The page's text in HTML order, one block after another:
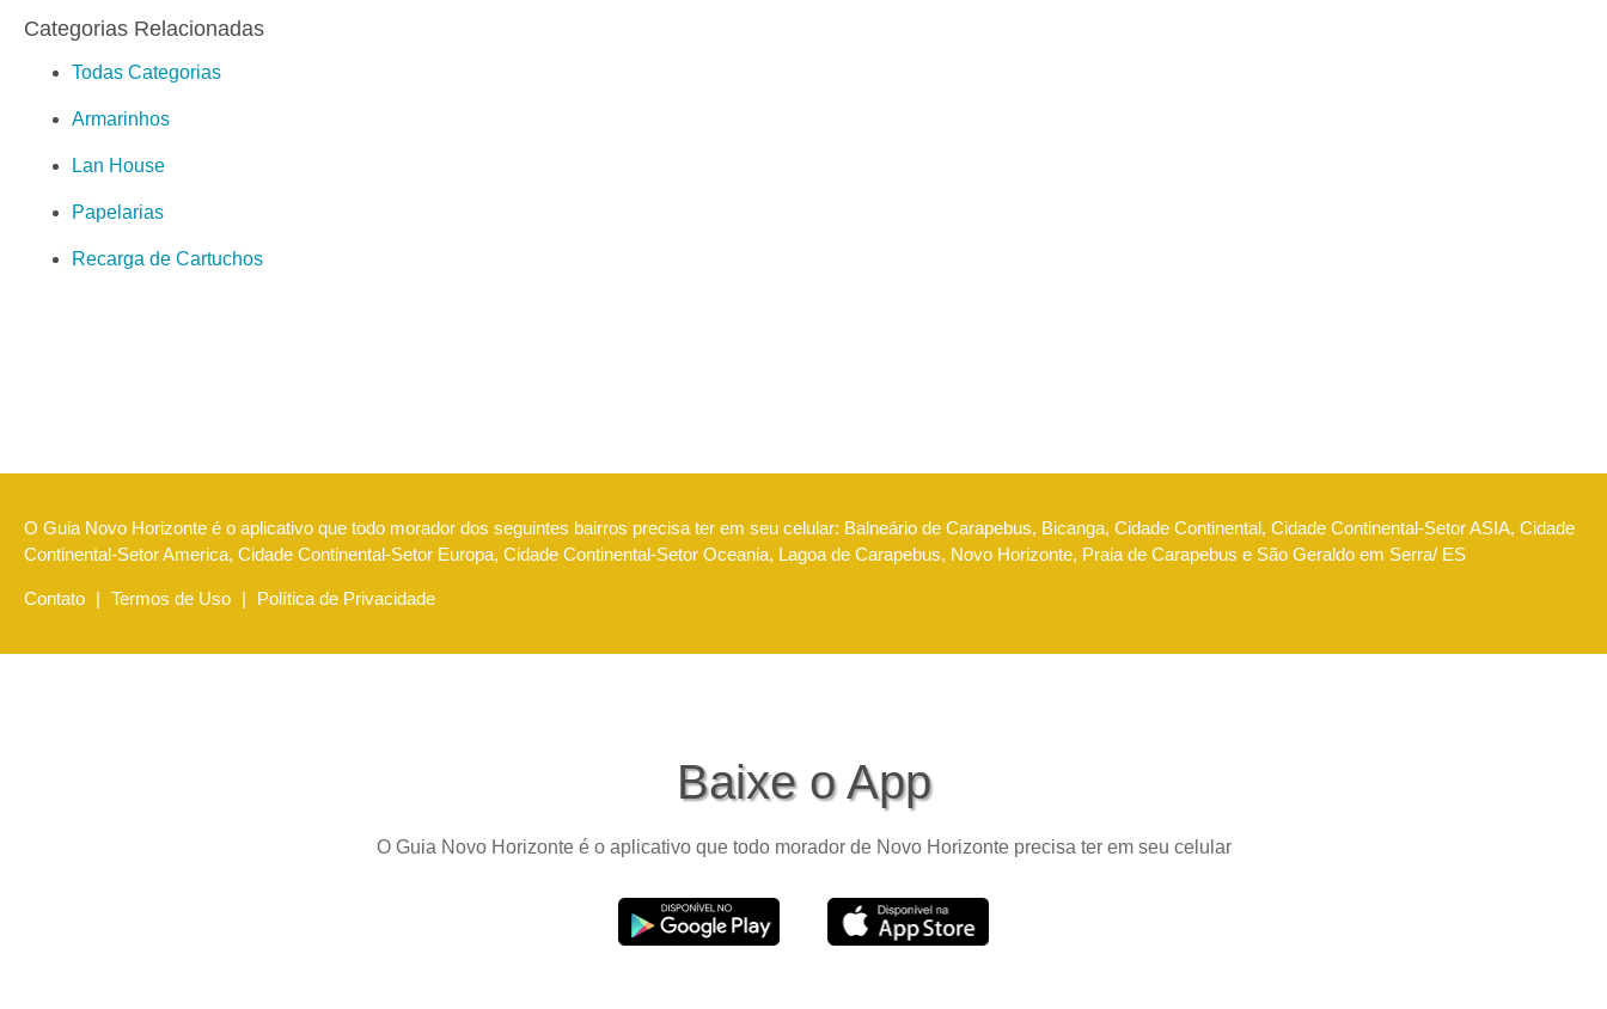
Categorias Relacionadas
Todas Categorias
Armarinhos
Lan House
Papelarias
Recarga de Cartuchos
O Guia Novo Horizonte é o aplicativo que todo morador dos seguintes bairros precisa ter em seu celular: Balneário de Carapebus, Bicanga, Cidade Continental, Cidade Continental-Setor ASIA, Cidade
Continental-Setor America, Cidade Continental-Setor Europa, Cidade Continental-Setor Oceania, Lagoa de Carapebus, Novo Horizonte, Praia de Carapebus e São Geraldo em Serra/ ES
Contato | Termos de Uso | Política de Privacidade
Baixe o App
O Guia Novo Horizonte é o aplicativo que todo morador de Novo Horizonte precisa ter em seu celular